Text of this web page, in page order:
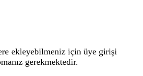
ekleyebilmeniz için üye girişi
gerekmektedir.